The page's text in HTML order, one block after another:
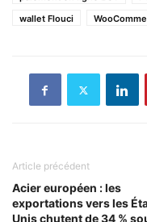
wallet Flouci
Article précédent
Acier européen : les
exportations vers les
Unis chutent de 34 %